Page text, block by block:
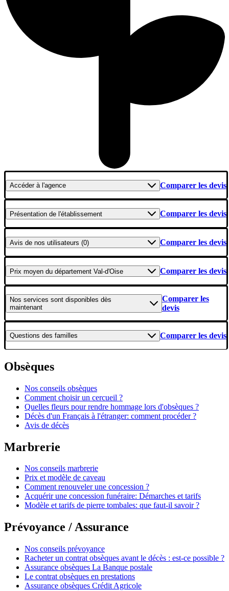
Accéderà l'agence Comparer les devis
Présentation de l'établissement Comparer les devis
Avis de nos utilisateurs (0) Comparer les devis
Prix moyen du département Val-d'Oise Comparer les devis
Nos services sont disponibles dès
maintenant
Comparer les
devis
Questions des familles Comparer les devis
Obsèques
Nos conseils obsèques
Comment choisir un cercueil ?
Quelles fleurs pour rendre hommage lors d'obsèques ?
Décès d'un Français à l'étranger: comment procéder ?
Avis de décès
Marbrerie
Nos conseils marbrerie
Prix et modèle de caveau
Comment renouveler une concession ?
Acquérir une concession funéraire: Démarches et tarifs
Modèle et tarifs de pierre tombales: que faut-il savoir ?
Prévoyance / Assurance
Nos conseils prévoyance
Racheter un contrat obsèques avant le décès : est-ce possible ?
Assurance obsèques La Banque postale
Le contrat obsèques en prestations
Assurance obsèques Crédit Agricole